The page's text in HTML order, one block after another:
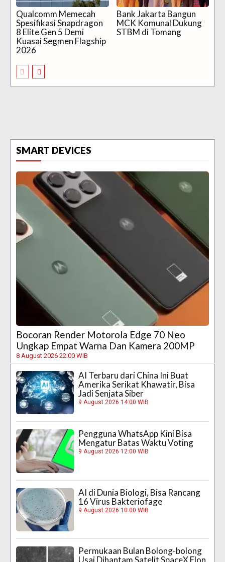
Qualcomm Memecah
Spesifikasi Snapdragon
8 Elite Gen 5 Demi
Kuasai Segmen Flagship
2026
Bank Jakarta Bangun
MCK Komunal Dukung
STBM di Tomang
SMART DEVICES
Bocoran Render Motorola Edge 70 Neo
Ungkap Empat Warna Dan Kamera 200MP
8 August 2026 22:00 WIB
AI Terbaru dari China Ini Buat
Amerika Serikat Khawatir, Bisa
Jadi Senjata Siber
9 August 2026 14:00 WIB
Pengguna WhatsApp Kini Bisa
Mengatur Batas Waktu Voting
9 August 2026 12:00 WIB
AI di Dunia Biologi, Bisa Rancang
16 Virus Bakteriofage
9 August 2026 10:00 WIB
Permukaan Bulan Bolong-bolong
Usai Dihantam Satelit SpaceX Elon